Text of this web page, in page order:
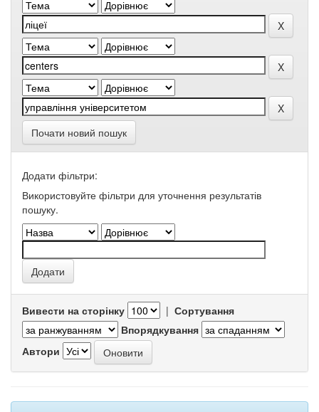
Почати новий пошук
Додати фільтри:
Використовуйте фільтри для уточнення результатів
пошуку.
Вивести на сторінку | Сортування
Впорядкування
Автори